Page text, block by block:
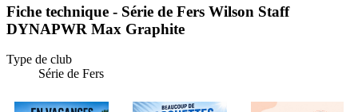
Fiche technique - Série de Fers Wilson Staff
DYNAPWR Max Graphite
Type de club
Série de Fers